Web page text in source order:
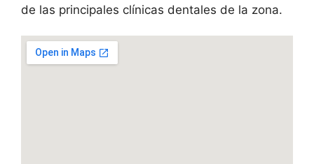
de las principales clínicas dentales de la zona.